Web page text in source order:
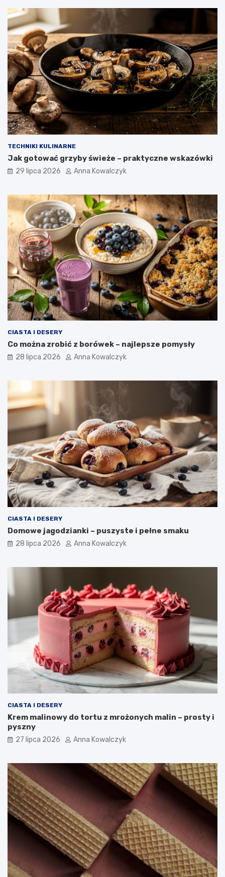
TECHNIKI KULINARNE
Jak gotować grzyby świeże – praktyczne wskazówki
29 lipca 2026 Anna Kowalczyk
CIASTA I DESERY
Co można zrobić z borówek – najlepsze pomysły
28 lipca 2026 Anna Kowalczyk
CIASTA I DESERY
Domowe jagodzianki – puszyste i pełne smaku
28 lipca 2026 Anna Kowalczyk
CIASTA I DESERY
Krem malinowy do tortu z mrożonych malin – prosty i
pyszny
27 lipca 2026 Anna Kowalczyk